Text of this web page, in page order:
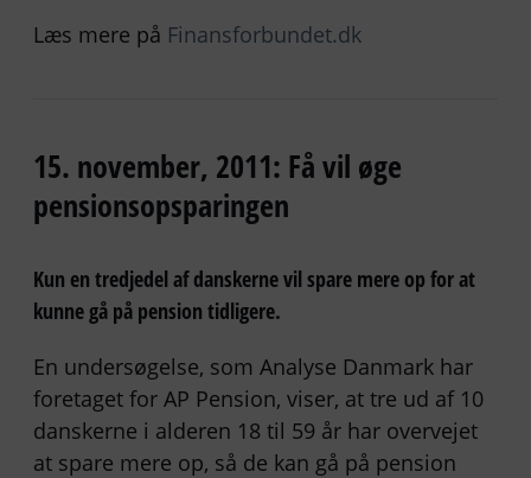
Læs mere på Finansforbundet.dk
15. november, 2011: Få vil øge
pensionsopsparingen
Kun en tredjedel af danskerne vil spare mere op for at
kunne gå på pension tidligere.
En undersøgelse, som Analyse Danmark har
foretaget for AP Pension, viser, at tre ud af 10
danskerne i alderen 18 til 59 år har overvejet
at spare mere op, så de kan gå på pension